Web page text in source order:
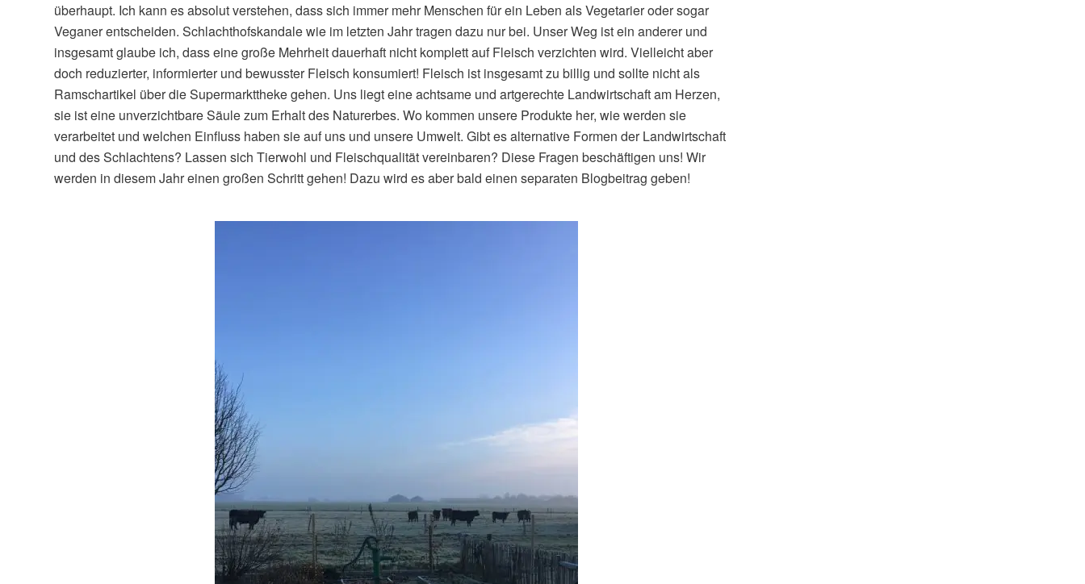
überhaupt. Ich kann es absolut verstehen, dass sich immer mehr Menschen für ein Leben als Vegetarier oder sogar
Veganer entscheiden. Schlachthofskandale wie im letzten Jahr tragen dazu nur bei. Unser Weg ist ein anderer und
insgesamt glaube ich, dass eine große Mehrheit dauerhaft nicht komplett auf Fleisch verzichten wird. Vielleicht aber
doch reduzierter, informierter und bewusster Fleisch konsumiert! Fleisch ist insgesamt zu billig und sollte nicht als
Ramschartikel über die Supermarkttheke gehen. Uns liegt eine achtsame und artgerechte Landwirtschaft am Herzen,
sie ist eine unverzichtbare Säule zum Erhalt des Naturerbes. Wo kommen unsere Produkte her, wie werden sie
verarbeitet und welchen Einfluss haben sie auf uns und unsere Umwelt. Gibt es alternative Formen der Landwirtschaft
und des Schlachtens? Lassen sich Tierwohl und Fleischqualität vereinbaren? Diese Fragen beschäftigen uns! Wir
werden in diesem Jahr einen großen Schritt gehen! Dazu wird es aber bald einen separaten Blogbeitrag geben!